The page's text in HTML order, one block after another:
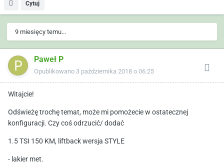
Cytuj
9 miesięcy temu...
Paweł P
Opublikowano 3 października 2018 o 06:25
Witajcie!
Odświeżę trochę temat, może mi pomożecie w ostatecznej
konfiguracji. Czy coś odrzucić/ dodać
1.5 TSI 150 KM, liftback wersja STYLE
- lakier met.